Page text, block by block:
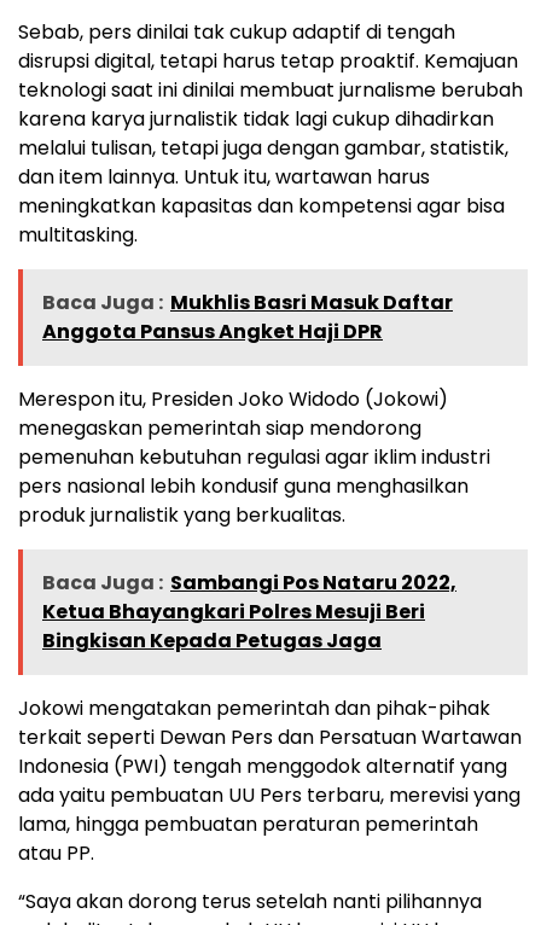
Sebab, pers dinilai tak cukup adaptif di tengah
disrupsi digital, tetapi harus tetap proaktif. Kemajuan
teknologi saat ini dinilai membuat jurnalisme berubah
karena karya jurnalistik tidak lagi cukup dihadirkan
melalui tulisan, tetapi juga dengan gambar, statistik,
dan item lainnya. Untuk itu, wartawan harus
meningkatkan kapasitas dan kompetensi agar bisa
multitasking.
Baca Juga : Mukhlis Basri Masuk Daftar
Anggota Pansus Angket Haji DPR
Merespon itu, Presiden Joko Widodo (Jokowi)
menegaskan pemerintah siap mendorong
pemenuhan kebutuhan regulasi agar iklim industri
pers nasional lebih kondusif guna menghasilkan
produk jurnalistik yang berkualitas.
Baca Juga : Sambangi Pos Nataru 2022,
Ketua Bhayangkari Polres Mesuji Beri
Bingkisan Kepada Petugas Jaga
Jokowi mengatakan pemerintah dan pihak-pihak
terkait seperti Dewan Pers dan Persatuan Wartawan
Indonesia (PWI) tengah menggodok alternatif yang
ada yaitu pembuatan UU Pers terbaru, merevisi yang
lama, hingga pembuatan peraturan pemerintah
atau PP.
“Saya akan dorong terus setelah nanti pilihannya